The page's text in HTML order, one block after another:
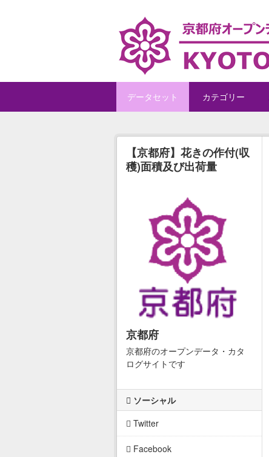
データセット カテゴリー
【京都府】花きの作付(収
穫)面積及び出荷量
京都府
京都府のオープンデータ・カタ
ログサイトです
ソーシャル
Twitter
Facebook